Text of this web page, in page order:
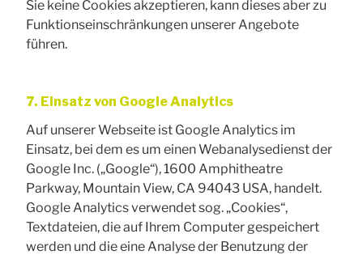
Sie keine Cookies akzeptieren, kann dieses aber zu
Funktionseinschränkungen unserer Angebote
führen.
7. Einsatz von Google Analytics
Auf unserer Webseite ist Google Analytics im
Einsatz, bei dem es um einen Webanalysedienst der
Google Inc. („Google“), 1600 Amphitheatre
Parkway, Mountain View, CA 94043 USA, handelt.
Google Analytics verwendet sog. „Cookies“,
Textdateien, die auf Ihrem Computer gespeichert
werden und die eine Analyse der Benutzung der